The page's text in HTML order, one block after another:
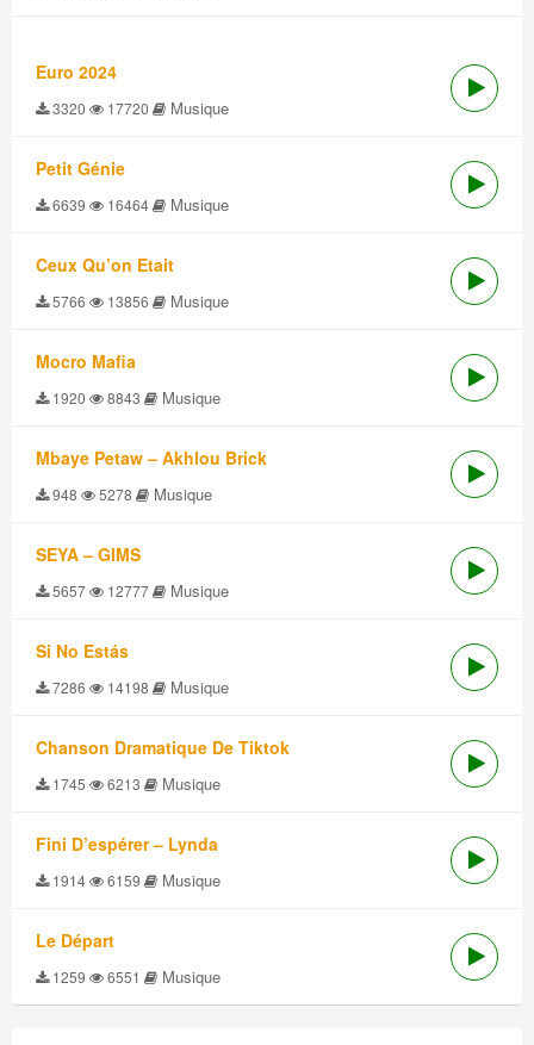
Euro 2024
3320 17720 Musique
Petit Génie
6639 16464 Musique
Ceux Qu’on Etait
5766 13856 Musique
Mocro Mafia
1920 8843 Musique
Mbaye Petaw – Akhlou Brick
948 5278 Musique
SEYA – GIMS
5657 12777 Musique
Si No Estás
7286 14198 Musique
Chanson Dramatique De Tiktok
1745 6213 Musique
Fini D’espérer – Lynda
1914 6159 Musique
Le Départ
1259 6551 Musique